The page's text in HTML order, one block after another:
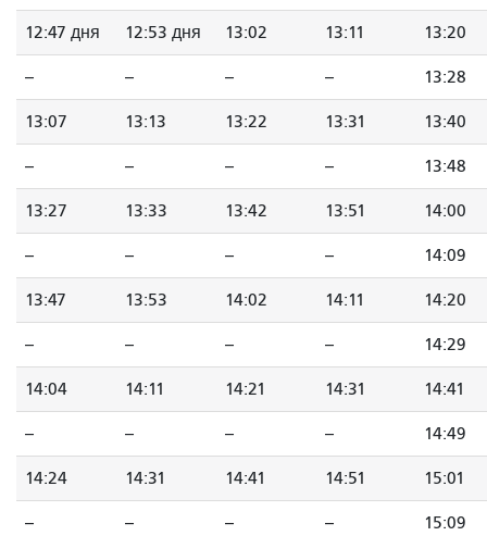
12:47 дня 12:53 дня 13:02 13:11 13:20
-- -- -- -- 13:28
13:07 13:13 13:22 13:31 13:40
-- -- -- -- 13:48
13:27 13:33 13:42 13:51 14:00
-- -- -- -- 14:09
13:47 13:53 14:02 14:11 14:20
-- -- -- -- 14:29
14:04 14:11 14:21 14:31 14:41
-- -- -- -- 14:49
14:24 14:31 14:41 14:51 15:01
-- -- -- -- 15:09